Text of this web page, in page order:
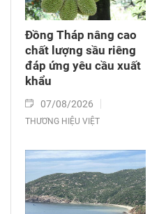
Đồng Tháp nâng cao
chất lượng sầu riêng
đáp ứng yêu cầu xuất
khẩu
07/08/2026
THƯƠNG HIỆU VIỆT